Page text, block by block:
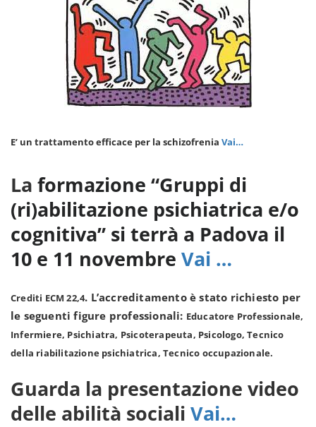
E’ un trattamento efficace per la schizofrenia Vai…
La formazione “Gruppi di
(ri)abilitazione psichiatrica e/o
cognitiva” si terrà a Padova il
10 e 11 novembre Vai …
Crediti ECM 22,4. L’accreditamento è stato richiesto per
le seguenti figure professionali: Educatore Professionale,
Infermiere, Psichiatra, Psicoterapeuta, Psicologo, Tecnico
della riabilitazione psichiatrica, Tecnico occupazionale.
Guarda la presentazione video
delle abilità sociali Vai…